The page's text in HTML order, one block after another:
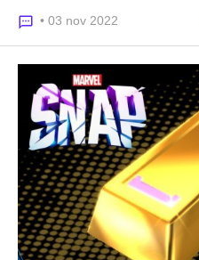
• 03 nov 2022